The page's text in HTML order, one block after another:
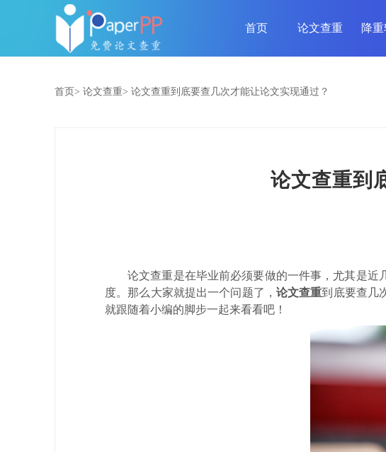
首页 论文查重 降
首页> 论文查重> 论文查重到底要查几次才能让论文实现通过？
论文查重到
论文查重是在毕业前必须要做的一件事，尤其是
度。那么大家就提出一个问题了， 论文查重到底要查几
就跟随着小编的脚步一起来看看吧！